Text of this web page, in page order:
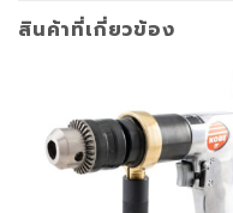
สินค้าที่เกี่ยวข้อง